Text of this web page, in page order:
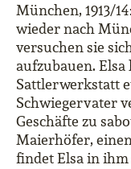
München, 1913/
wieder nach
versuchen sie
aufzubauen.
Sattlerwerkstatt
Schwiegervater
Geschäfte zu
Maierhöfer,
findet Elsa in